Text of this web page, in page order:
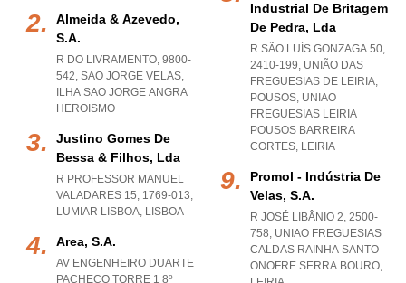
Almeida & Azevedo,
S.a.
R DO LIVRAMENTO, 9800-
542, SAO JORGE VELAS,
ILHA SAO JORGE ANGRA
HEROISMO
Justino Gomes De
Bessa & Filhos, Lda
R PROFESSOR MANUEL
VALADARES 15, 1769-013,
LUMIAR LISBOA, LISBOA
Area, S.a.
AV ENGENHEIRO DUARTE
PACHECO TORRE 1 8º
Industrial De Britagem
De Pedra, Lda
R SÃO LUÍS GONZAGA 50,
2410-199, UNIÃO DAS
FREGUESIAS DE LEIRIA,
POUSOS, UNIAO
FREGUESIAS LEIRIA
POUSOS BARREIRA
CORTES, LEIRIA
Promol - Indústria De
Velas, S.a.
R JOSÉ LIBÂNIO 2, 2500-
758, UNIAO FREGUESIAS
CALDAS RAINHA SANTO
ONOFRE SERRA BOURO,